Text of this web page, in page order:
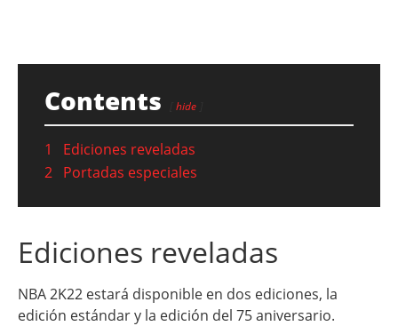
Contents hide
1
Ediciones reveladas
2 Portadas especiales
Ediciones reveladas
NBA 2K22 estará disponible en dos ediciones, la
edición estándar y la edición del 75 aniversario.